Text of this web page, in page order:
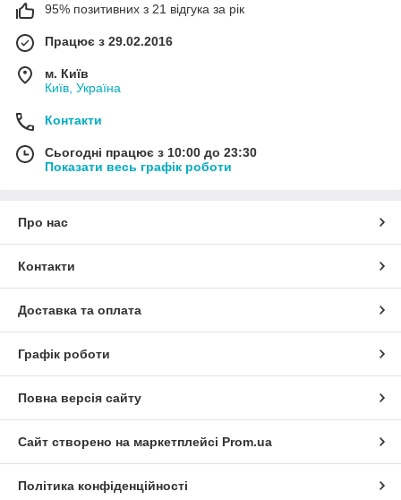
95% позитивних з 21 відгука за рік
Працює з 29.02.2016
м. Київ
Київ, Україна
Контакти
Сьогодні працює з 10:00 до 23:30
Показати весь графік роботи
Про нас
Контакти
Доставка та оплата
Графік роботи
Повна версія сайту
Сайт створено на маркетплейсі Prom.ua
Політика конфіденційності